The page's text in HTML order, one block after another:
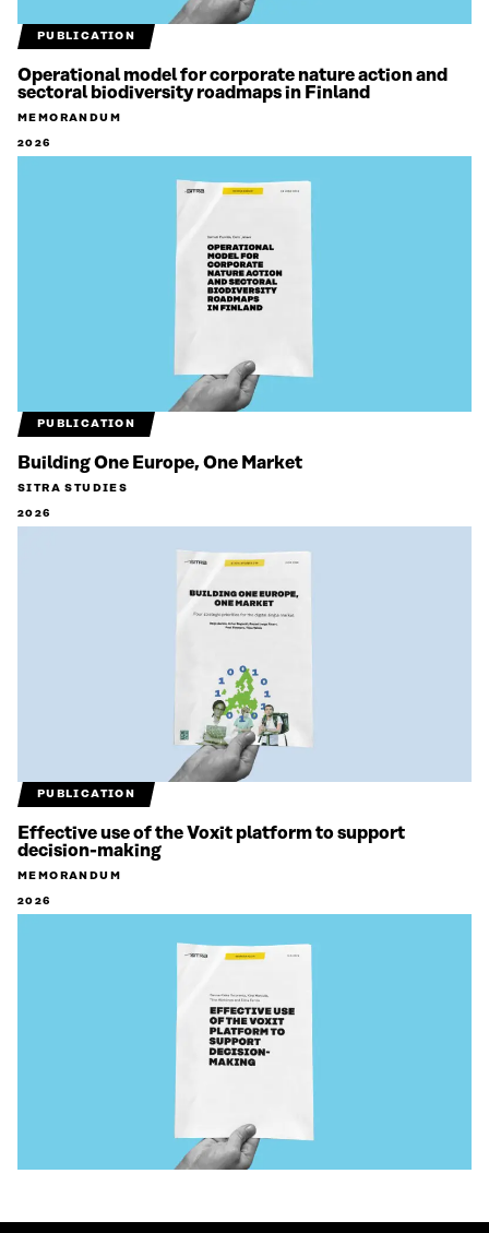
PUBLICATION
Operational model for corporate nature action and
sectoral biodiversity roadmaps in Finland
MEMORANDUM
2026
PUBLICATION
Building One Europe, One Market
SITRA STUDIES
2026
PUBLICATION
Effective use of the Voxit platform to support
decision-making
MEMORANDUM
2026